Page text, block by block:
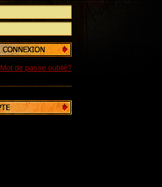
Mot de passe oublié?